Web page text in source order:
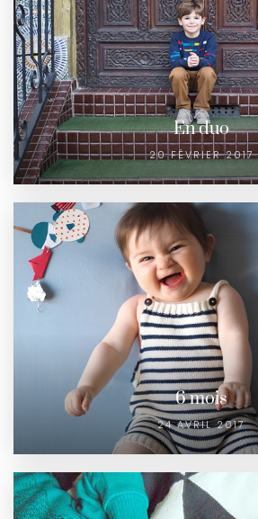
En duo
20 FÉVRIER 2017
6 mois
24 AVRIL 2017